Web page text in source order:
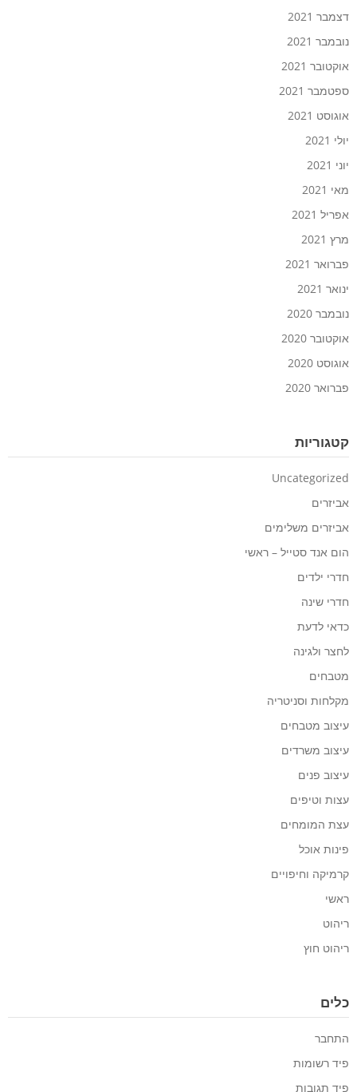
דצמבר 2021
נובמבר 2021
אוקטובר 2021
ספטמבר 2021
אוגוסט 2021
יולי 2021
יוני 2021
מאי 2021
אפריל 2021
מרץ 2021
פברואר 2021
ינואר 2021
נובמבר 2020
אוקטובר 2020
אוגוסט 2020
פברואר 2020
קטגוריות
Uncategorized
אביזרים
אביזרים משלימים
הום אנד סטייל – ראשי
חדרי ילדים
חדרי שינה
כדאי לדעת
לחצר ולגינה
מטבחים
מקלחות וסניטריה
עיצוב מטבחים
עיצוב משרדים
עיצוב פנים
עצות וטיפים
עצת המומחים
פינות אוכל
קרמיקה וחיפויים
ראשי
ריהוט
ריהוט חוץ
כלים
התחבר
פיד רשומות
פיד תגובות